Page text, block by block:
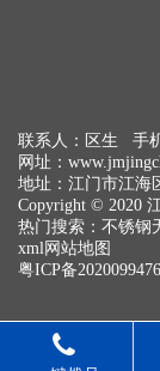
联系人：区生 手
网址：
地址：江门市江海
Copyright © 2020
热门搜索： 不锈钢
xml网站地图
粤ICP备